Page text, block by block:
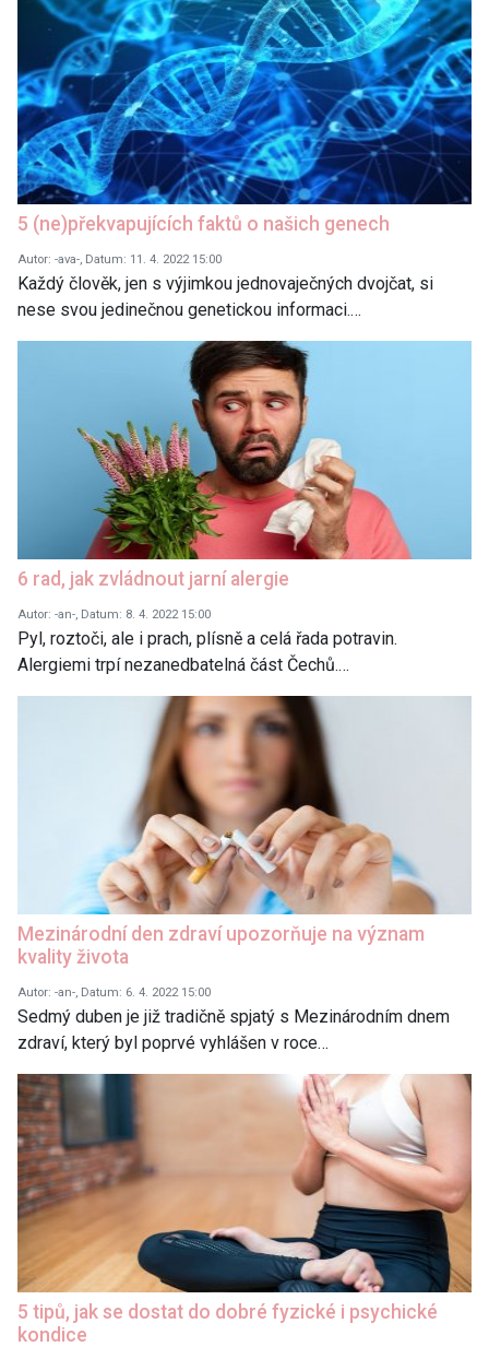
5 (ne)překvapujících faktů o našich genech
Autor: -ava-, Datum: 11. 4. 2022 15:00
Každý člověk, jen s výjimkou jednovaječných dvojčat, si
nese svou jedinečnou genetickou informaci.…
6 rad, jak zvládnout jarní alergie
Autor: -an-, Datum: 8. 4. 2022 15:00
Pyl, roztoči, ale i prach, plísně a celá řada potravin.
Alergiemi trpí nezanedbatelná část Čechů.…
Mezinárodní den zdraví upozorňuje na význam
kvality života
Autor: -an-, Datum: 6. 4. 2022 15:00
Sedmý duben je již tradičně spjatý s Mezinárodním dnem
zdraví, který byl poprvé vyhlášen v roce…
5 tipů, jak se dostat do dobré fyzické i psychické
kondice